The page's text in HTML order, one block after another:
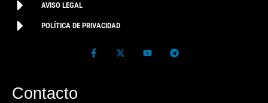
AVISO LEGAL
POLÍTICA DE PRIVACIDAD
Contacto